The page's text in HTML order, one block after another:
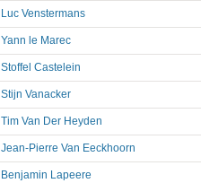
Luc Venstermans
Yann le Marec
Stoffel Castelein
Stijn Vanacker
Tim Van Der Heyden
Jean-Pierre Van Eeckhoorn
Benjamin Lapeere